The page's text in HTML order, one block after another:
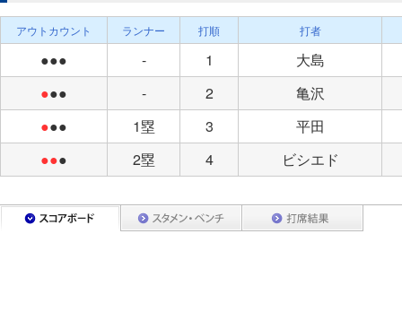
アウトカウント ランナー 打順 打者
●●● - 1
大島
●●● - 2
亀沢
●●● 1塁 3
平田
●●● 2塁 4 ビシエド